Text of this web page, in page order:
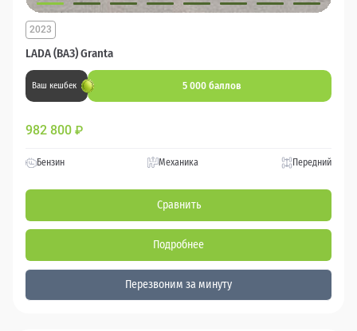
LADA (ВАЗ) Granta
2023
Ваш кешбек 5 000 баллов
982 800 ₽
Бензин Механика Передний
Сравнить
Подробнее
Перезвоним за минуту